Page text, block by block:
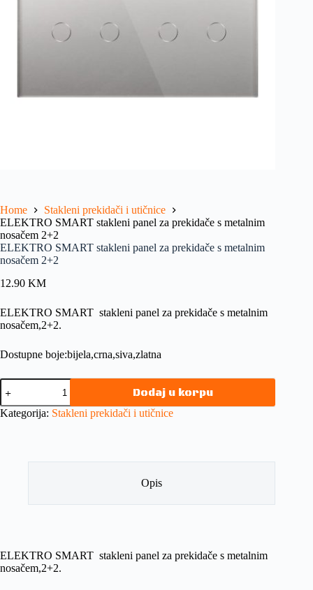
Home
Stakleni prekidači i utičnice
ELEKTRO SMART stakleni panel za prekidače s metalnim
nosačem 2+2
ELEKTRO SMART stakleni panel za prekidače s metalnim
nosačem 2+2
12.90 KM
ELEKTRO SMART stakleni panel za prekidače s metalnim
nosačem,2+2.
Dostupne boje:bijela,crna,siva,zlatna
Dodaj u korpu
Kategorija: Stakleni prekidači i utičnice
Opis
ELEKTRO SMART stakleni panel za prekidače s metalnim
nosačem,2+2.